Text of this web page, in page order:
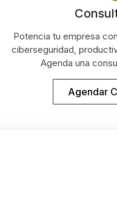
Potencia tu empresa
ciberseguridad,
Agenda una
Agendar